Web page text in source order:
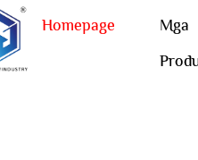
Homepage
Mga